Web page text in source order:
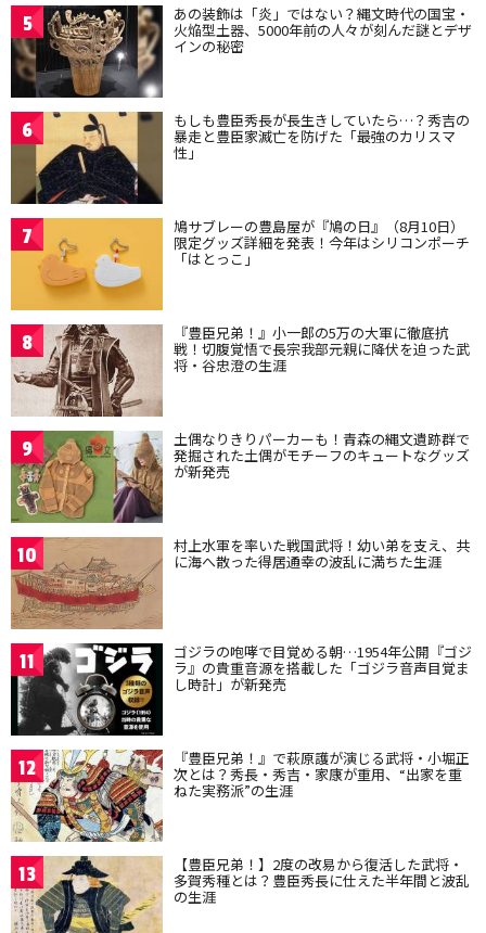
5 あの装飾は「炎」ではない？縄文時代の国宝・
火焔型土器、5000年前の人々が刻んだ謎とデザ
インの秘密
6 もしも豊臣秀長が長生きしていたら…？秀吉の
暴走と豊臣家滅亡を防げた「最強のカリスマ
性」
7 鳩サブレーの豊島屋が『鳩の日』（8月10日）
限定グッズ詳細を発表！今年はシリコンポーチ
「はとっこ」
8 『豊臣兄弟！』小一郎の5万の大軍に徹底抗
戦！切腹覚悟で長宗我部元親に降伏を迫った武
将・谷忠澄の生涯
9 土偶なりきりパーカーも！青森の縄文遺跡群で
発掘された土偶がモチーフのキュートなグッズ
が新発売
10 村上水軍を率いた戦国武将！幼い弟を支え、共
に海へ散った得居通幸の波乱に満ちた生涯
11 ゴジラの咆哮で目覚める朝…1954年公開『ゴジ
ラ』の貴重音源を搭載した「ゴジラ音声目覚ま
し時計」が新発売
12 『豊臣兄弟！』で萩原護が演じる武将・小堀正
次とは？秀長・秀吉・家康が重用、“出家を重
ねた実務派”の生涯
13 【豊臣兄弟！】2度の改易から復活した武将・
多賀秀種とは？豊臣秀長に仕えた半年間と波乱
の生涯